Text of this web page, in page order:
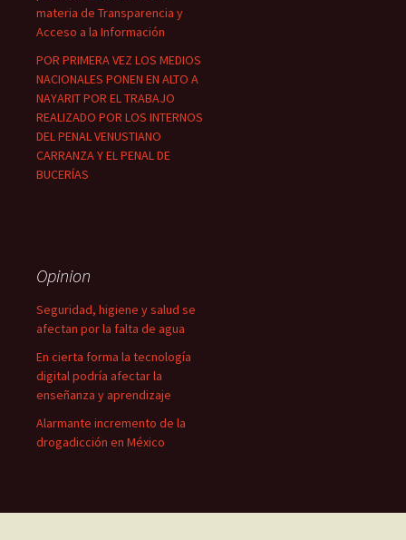
materia de Transparencia y
Acceso a la Información
POR PRIMERA VEZ LOS MEDIOS
NACIONALES PONEN EN ALTO A
NAYARIT POR EL TRABAJO
REALIZADO POR LOS INTERNOS
DEL PENAL VENUSTIANO
CARRANZA Y EL PENAL DE
BUCERÍAS
Opinion
Seguridad, higiene y salud se
afectan por la falta de agua
En cierta forma la tecnología
digital podría afectar la
enseñanza y aprendizaje
Alarmante incremento de la
drogadicción en México